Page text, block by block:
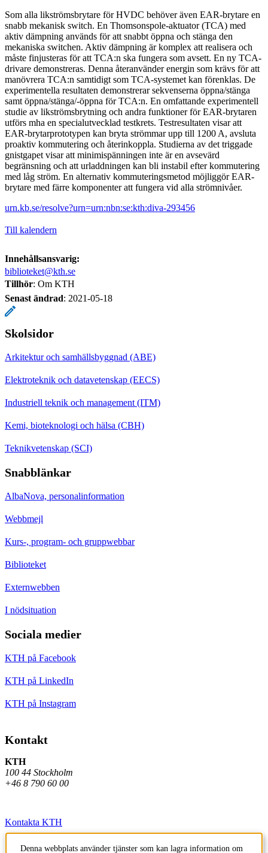
Som alla likströmsbrytare för HVDC behöver även EAR-brytare en
snabb mekanisk switch. En Thomsonspole-aktuator (TCA) med
aktiv dämpning används för att snabbt öppna och stänga den
mekaniska switchen. Aktiv dämpning är komplex att realisera och
måste finjusteras för att TCA:n ska fungera som avsett. En ny TCA-
drivare demonstreras. Denna återanvänder energin som krävs för att
manövrera TCA:n samtidigt som TCA-systemet kan förenklas. De
experimentella resultaten demonstrerar sekvenserna öppna/stänga
samt öppna/stänga/-öppna för TCA:n. En omfattande experimentell
studie av likströmsbrytning och andra funktioner för EAR-brytaren
utförs mha en specialutvecklad testkrets. Testresultaten visar att
EAR-brytarprototypen kan bryta strömmar upp till 1200 A, avsluta
proaktiv kommutering och återinkoppla. Studierna av det triggade
gnistgapet visar att minimispänningen inte är en avsevärd
begränsning och att urladdningen kan bli instabil efter kommutering
med låg ström. En alternativ kommuteringsmetod möjliggör EAR-
brytare med färre komponenter att fungera vid alla strömnivåer.
urn.kb.se/resolve?urn=urn:nbn:se:kth:diva-293456
Till kalendern
Innehållsansvarig:
biblioteket@kth.se
Tillhör: Om KTH
Senast ändrad: 2021-05-18
Skolsidor
Arkitektur och samhällsbyggnad (ABE)
Elektroteknik och datavetenskap (EECS)
Industriell teknik och management (ITM)
Kemi, bioteknologi och hälsa (CBH)
Teknikvetenskap (SCI)
Snabblänkar
AlbaNova, personalinformation
Webbmejl
Kurs-, program- och gruppwebbar
Biblioteket
Externwebben
I nödsituation
Sociala medier
KTH på Facebook
KTH på LinkedIn
KTH på Instagram
Kontakt
KTH
100 44 Stockholm
+46 8 790 60 00
Kontakta KTH
Jobba på KTH
Denna webbplats använder tjänster som kan lagra information om